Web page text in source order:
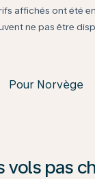
affichés ont été
ne pas être
Pour Norvège
vols pas